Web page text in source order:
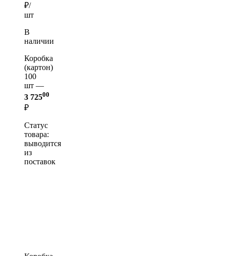
₽/
шт
В
наличии
Коробка
(картон)
100
шт —
3 72500
₽
Статус
товара:
выводится
из
поставок